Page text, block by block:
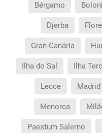
Bérgamo
Djerba
Gran Canária
Ilha do Sal Ilha
Lecce Madrid
Menorca
Paestum Salerno